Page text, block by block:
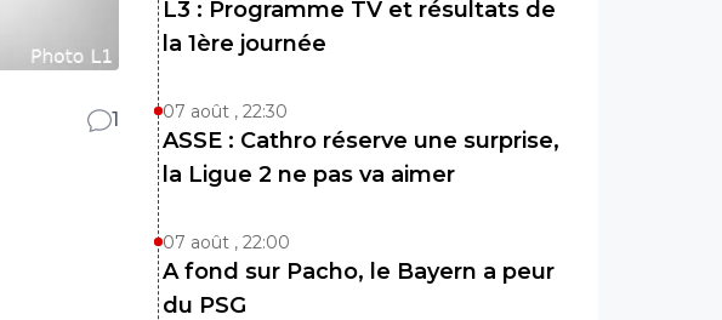
1
L3 : Programme TV et résultats de
la 1ère journée
07 août , 22:30
ASSE : Cathro réserve une surprise,
la Ligue 2 ne pas va aimer
07 août , 22:00
A fond sur Pacho, le Bayern a peur
du PSG